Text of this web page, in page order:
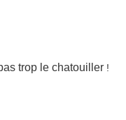
trop le chatouiller !